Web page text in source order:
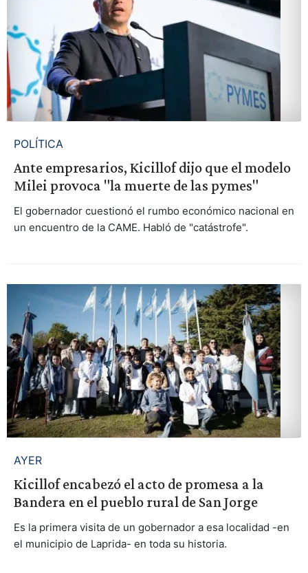
POLÍTICA
Ante empresarios, Kicillof dijo que el modelo
Milei provoca "la muerte de las pymes"
El gobernador cuestionó el rumbo económico nacional en
un encuentro de la CAME. Habló de "catástrofe".
AYER
Kicillof encabezó el acto de promesa a la
Bandera en el pueblo rural de San Jorge
Es la primera visita de un gobernador a esa localidad -en
el municipio de Laprida- en toda su historia.